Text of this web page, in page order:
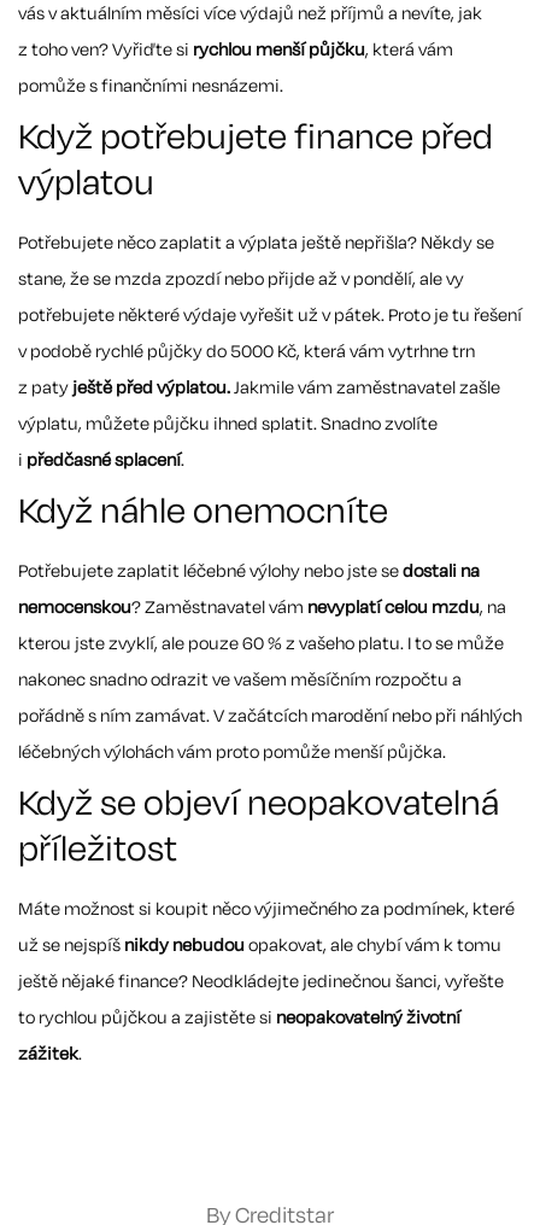
vás v aktuálním měsíci více výdajů než příjmů a nevíte, jak
z toho ven? Vyřiďte si rychlou menší půjčku, která vám
pomůže s finančními nesnázemi.
Když potřebujete finance před
výplatou
Potřebujete něco zaplatit a výplata ještě nepřišla? Někdy se
stane, že se mzda zpozdí nebo přijde až v pondělí, ale vy
potřebujete některé výdaje vyřešit už v pátek. Proto je tu řešení
v podobě rychlé půjčky do 5000 Kč, která vám vytrhne trn
z patyještě před výplatou.Jakmile vám zaměstnavatel zašle
výplatu, můžete půjčku ihned splatit. Snadno zvolíte
i předčasné splacení.
Když náhle onemocníte
Potřebujete zaplatit léčebné výlohy nebo jste sedostali na
nemocenskou? Zaměstnavatel vám nevyplatí celou mzdu, na
kterou jste zvyklí, ale pouze 60 % z vašeho platu. I to se může
nakonec snadno odrazit ve vašem měsíčním rozpočtu a
pořádně s ním zamávat. V začátcích marodění nebo při náhlých
léčebných výlohách vám proto pomůže menší půjčka.
Když se objeví neopakovatelná
příležitost
Máte možnost si koupit něco výjimečného za podmínek, které
už se nejspíšnikdy nebudouopakovat, ale chybí vám k tomu
ještě nějaké finance? Neodkládejte jedinečnou šanci, vyřešte
to rychlou půjčkou a zajistěte si neopakovatelný životní
zážitek.
By Creditstar